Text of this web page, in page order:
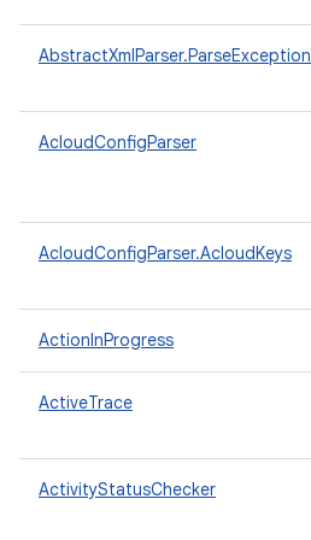
AbstractXmlParser.ParseException
AcloudConfigParser
AcloudConfigParser.AcloudKeys
ActionInProgress
ActiveTrace
ActivityStatusChecker